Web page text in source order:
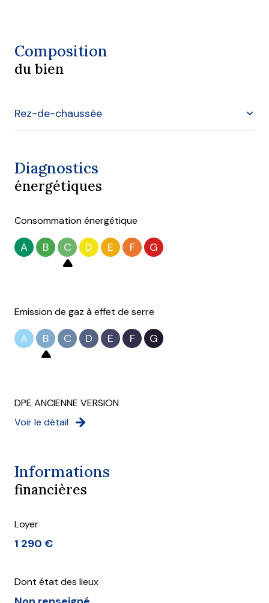
Composition
du bien
Rez-de-chaussée
salle
Diagnostics
énergétiques
Consommation énergétique
A B C D E F G
Emission de gaz à effet de serre
A B C D E F G
DPE ANCIENNE VERSION
Voir le détail
Informations
financières
Loyer
1 290 €
Dont état des lieux